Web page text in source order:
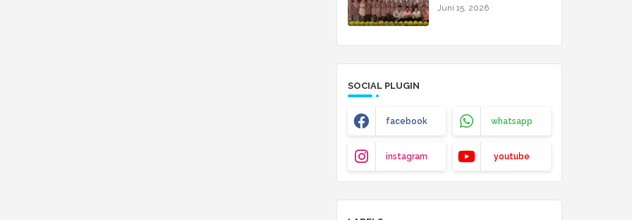
Menyentuh: Raihlah
Juni 15, 2026
SOCIAL PLUGIN
facebook whatsapp
instagram youtube